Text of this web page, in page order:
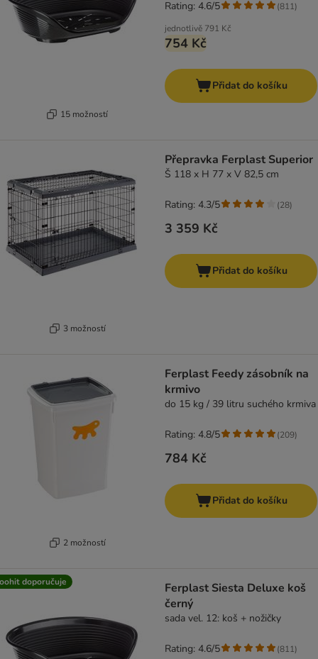
15 možností
jednotlivě 791 Kč
754 Kč
Rating: 4.6/5 (811)
Přidat do košíku
3 možností
Přepravka Ferplast Superior
Š 118 x H 77 x V 82,5 cm
3 359 Kč
Rating: 4.3/5 (28)
Přidat do košíku
2 možností
Ferplast Feedy zásobník na
krmivo
do 15 kg / 39 litru suchého krmiva
784 Kč
Rating: 4.8/5 (209)
Přidat do košíku
doporučuje
Ferplast Siesta Deluxe koš
černý
sada vel. 12: koš + nožičky
Rating: 4.6/5 (811)